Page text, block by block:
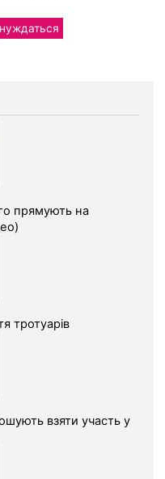
нуждаться
прямують на
тротуарів
взяти участь у